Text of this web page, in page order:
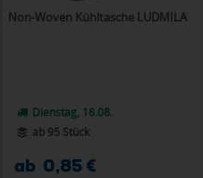
Non-Woven Kühltasche LUDMILA
Dienstag, 18.08.
ab 95 Stück
ab 0,85 €